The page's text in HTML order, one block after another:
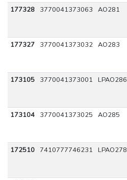
177328 3770041373063 AO281
177327 3770041373032 AO283
173105 3770041373001 LPAO286
173104 3770041373025 AO285
172510 7410777746231 LPAO278